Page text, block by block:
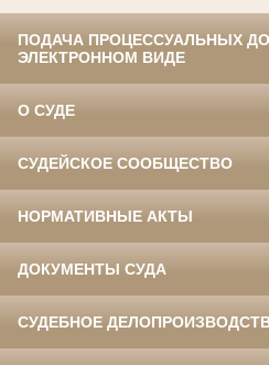
ПОДАЧА ПРОЦЕССУАЛЬНЫХ
ЭЛЕКТРОННОМ ВИДЕ
О СУДЕ
СУДЕЙСКОЕ СООБЩЕСТВО
НОРМАТИВНЫЕ АКТЫ
ДОКУМЕНТЫ СУДА
СУДЕБНОЕ